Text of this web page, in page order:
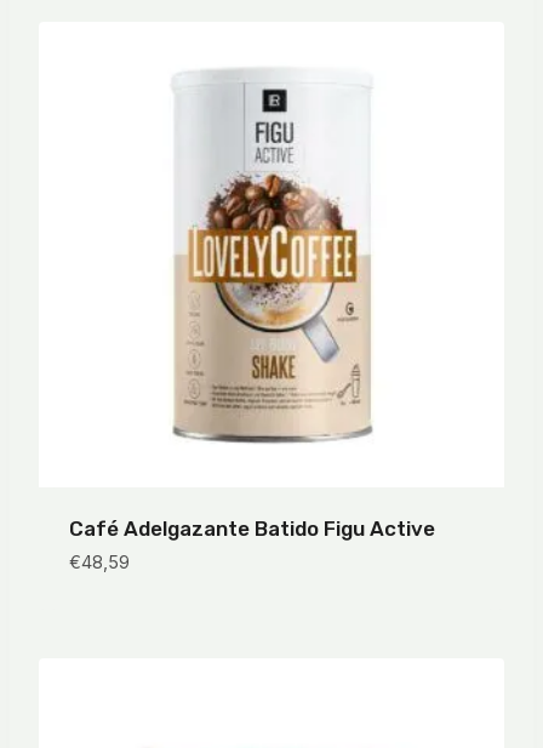
Café Adelgazante Batido Figu Active
€48,59